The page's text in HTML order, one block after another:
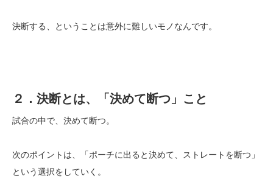
決断する、ということは意外に難しいモノなんです。
２．決断とは、「決めて断つ」こと
試合の中で、決めて断つ。
次のポイントは、「ポーチに出ると決めて、ストレートを断つ」
という選択をしていく。